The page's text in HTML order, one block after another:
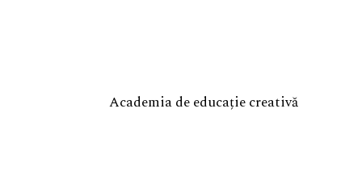
Academia de educație creativă